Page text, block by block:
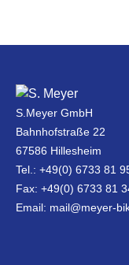
S.Meyer GmbH
Bahnhofstraße 22
67586 Hillesheim
Tel.: +49(0) 6733 81
Fax: +49(0) 6733 81
Email: mail@meyer-